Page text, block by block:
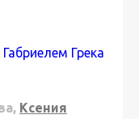
Грека
Ксения